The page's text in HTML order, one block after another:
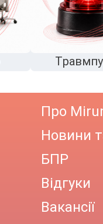
Про
Новини
БПР
Відгуки
Вакансії